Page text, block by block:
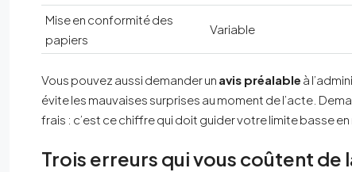
Mise en conformité des
papiers
Variable
Vous pouvez aussi demander un avis préalable à
évite les mauvaises surprises au moment de l’acte.
frais : c’est ce chiffre qui doit guider votre limite basse
Trois erreurs qui vous coûtent de